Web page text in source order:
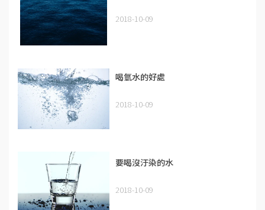
2018-10-09
喝氫水的好處
2018-10-09
要喝沒汙染的水
2018-10-09